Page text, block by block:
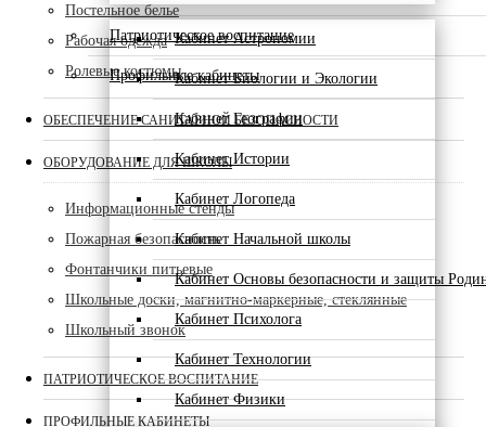
Патриотическое воспитание
Профильные кабинеты
Кабинет Астрономии
Кабинет Биологии и Экологии
Кабинет Географии
Кабинет Истории
Кабинет Логопеда
Кабинет Начальной школы
Кабинет Основы безопасности и защиты
Кабинет Психолога
Кабинет Технологии
Кабинет Физики
Постельное белье
Рабочая одежда
Ролевые костюмы
ОБЕСПЕЧЕНИЕ САНИТАРНОЙ БЕЗОПАСНОСТИ
ОБОРУДОВАНИЕ ДЛЯ ШКОЛЫ
Информационные стенды
Пожарная безопасность
Фонтанчики питьевые
Школьные доски, магнитно-маркерные, стеклянные
Школьный звонок
ПАТРИОТИЧЕСКОЕ ВОСПИТАНИЕ
ПРОФИЛЬНЫЕ КАБИНЕТЫ